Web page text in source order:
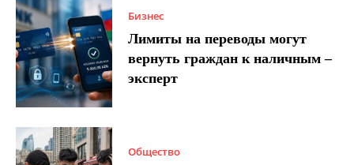
Бизнес
Лимиты на переводы могут
вернуть граждан к наличным –
эксперт
Общество